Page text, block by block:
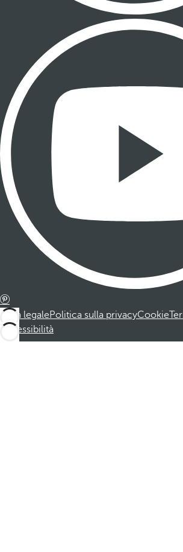
Nota legalePolitica sulla privacyCookie
Accessibilità